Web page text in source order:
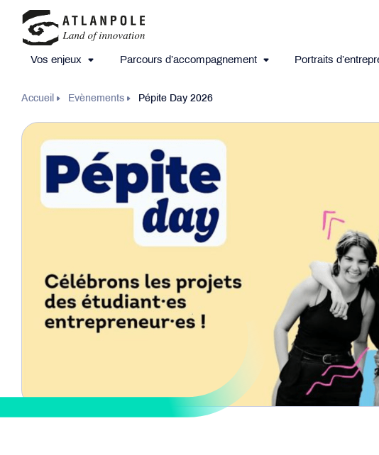
Vos enjeux Parcours d’accompagnement Portraits
Accueil Evènements Pépite Day 2026